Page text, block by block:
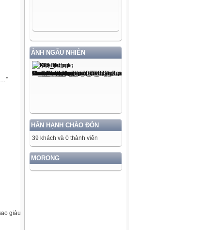
ẢNH NGẪU NHIÊN
HÂN HẠNH CHÀO ĐÓN
39 khách và 0 thành viên
MORONG
giàu